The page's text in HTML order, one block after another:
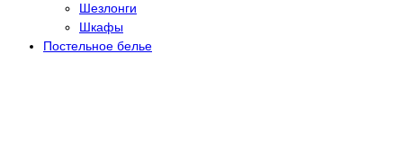
Шезлонги
Шкафы
Постельное белье